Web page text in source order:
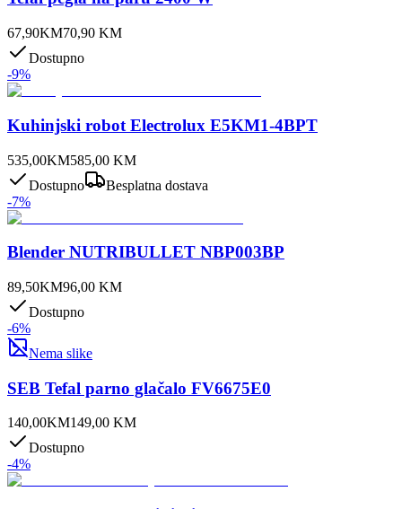
67,90KM70,90 KM
Dostupno
-9%
Kuhinjski robot Electrolux E5KM1-4BPT
535,00KM585,00 KM
Dostupno
Besplatna dostava
-7%
Blender NUTRIBULLET NBP003BP
89,50KM96,00 KM
Dostupno
-6%
Nema slike
SEB Tefal parno glačalo FV6675E0
140,00KM149,00 KM
Dostupno
-4%